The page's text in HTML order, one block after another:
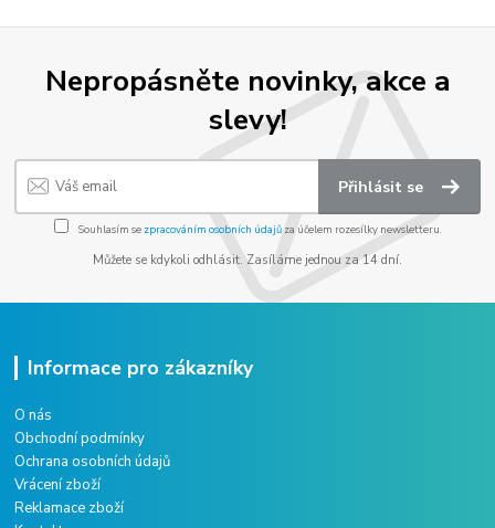
Nepropásněte novinky, akce a
slevy!
Přihlásit se
Souhlasím se zpracováním osobních údajůza účelem rozesílky newsletteru.
Můžete se kdykoli odhlásit. Zasíláme jednou za 14 dní.
Informace pro zákazníky
O nás
Obchodní podmínky
Ochrana osobních údajů
Vrácení zboží
Reklamace zboží